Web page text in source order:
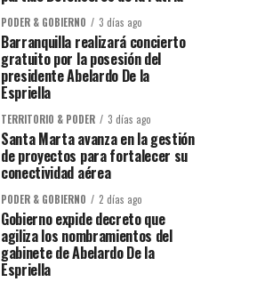
PODER & GOBIERNO 3 días ago
Barranquilla realizará concierto
gratuito por la posesión del
presidente Abelardo De la
Espriella
TERRITORIO & PODER 3 días ago
Santa Marta avanza en la gestión
de proyectos para fortalecer su
conectividad aérea
PODER & GOBIERNO 2 días ago
Gobierno expide decreto que
agiliza los nombramientos del
gabinete de Abelardo De la
Espriella